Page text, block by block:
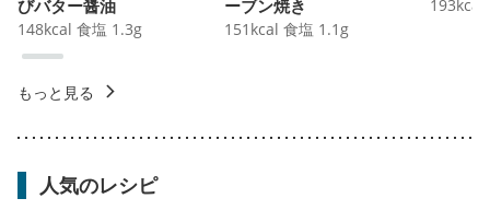
びバター醤油
148kcal 食塩 1.3g
ーブン焼き
151 kcal 食塩 1.1 g
193kcal
もっと見る
人気のレシピ